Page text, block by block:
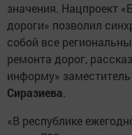
значения. Нацпроект
дороги» позволил
собой все
ремонта дорог,
информу»
Сиразиева.
«В республике